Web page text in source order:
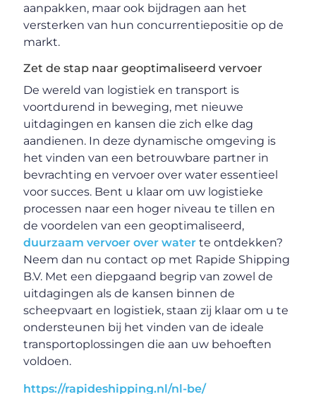
aanpakken, maar ook bijdragen aan het
versterken van hun concurrentiepositie op de
markt.
Zet de stap naar geoptimaliseerd vervoer
De wereld van logistiek en transport is
voortdurend in beweging, met nieuwe
uitdagingen en kansen die zich elke dag
aandienen. In deze dynamische omgeving is
het vinden van een betrouwbare partner in
bevrachting en vervoer over water essentieel
voor succes. Bent u klaar om uw logistieke
processen naar een hoger niveau te tillen en
de voordelen van een geoptimaliseerd,
duurzaam vervoer over water te ontdekken?
Neem dan nu contact op met Rapide Shipping
B.V. Met een diepgaand begrip van zowel de
uitdagingen als de kansen binnen de
scheepvaart en logistiek, staan zij klaar om u te
ondersteunen bij het vinden van de ideale
transportoplossingen die aan uw behoeften
voldoen.
https://rapideshipping.nl/nl-be/